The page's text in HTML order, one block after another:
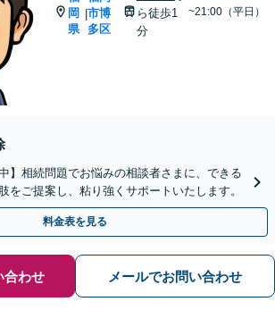
岡
県
|市博
多区
ら徒歩1
分
~21:00（平日）
】相続問題でお悩みの相談者さまに、できる
をご提案し、粘り強くサポートいたします。
料金表を見る
合わせ メールでお問い合わせ